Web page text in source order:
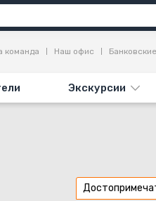
Экскурсии
команда Наш офис